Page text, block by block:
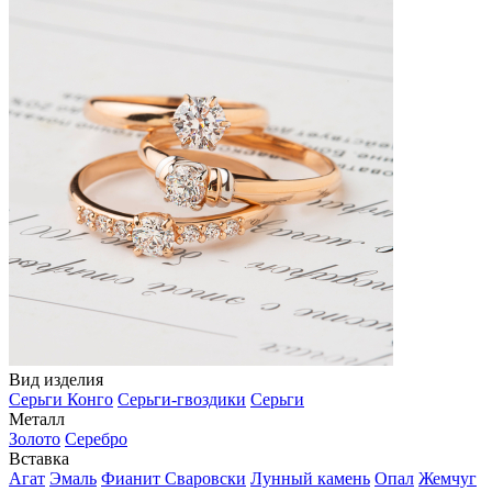
Вид изделия
Серьги Конго Серьги-гвоздики Серьги
Металл
Золото Серебро
Вставка
Агат Эмаль Фианит Сваровски Лунный камень Опал Жемчуг